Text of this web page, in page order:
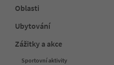
Oblasti
Ubytování
Zážitky a akce
Sportovní aktivity